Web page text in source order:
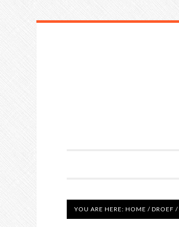
YOU ARE HERE: HOME / DROEF /